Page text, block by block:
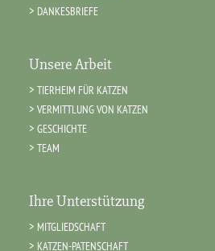
DANKESBRIEFE
Unsere Arbeit
TIERHEIM FÜR KATZEN
VERMITTLUNG VON KATZEN
GESCHICHTE
TEAM
Ihre Unterstützung
MITGLIEDSCHAFT
KATZEN-PATENSCHAFT